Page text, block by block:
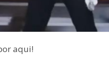
aqui!